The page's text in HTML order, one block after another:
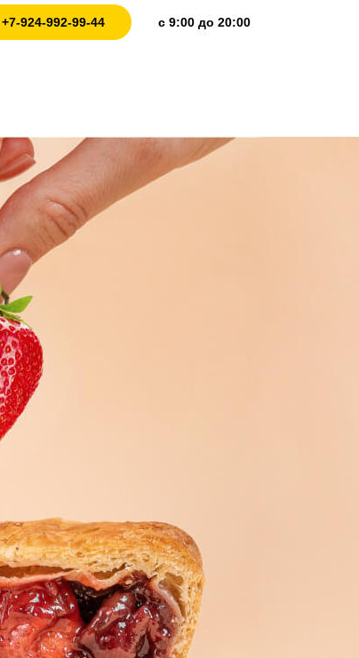
+7-924-992-99-44 с 9:00 до 20:00